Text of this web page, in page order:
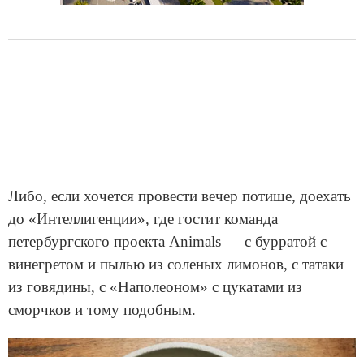
Либо, если хочется провести вечер потише, доехать
до «Интеллигенции», где гостит команда
петербургского проекта Animals — с бурратой с
винегретом и пылью из соленых лимонов, с татаки
из говядины, с «Наполеоном» с цукатами из
сморчков и тому подобным.